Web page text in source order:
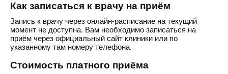
Как записаться к врачу на приём
Запись к врачу через онлайн-расписание на текущий
момент не доступна. Вам необходимо записаться на
приём через официальный сайт клиники или по
указанному там номеру телефона.
Стоимость платного приёма